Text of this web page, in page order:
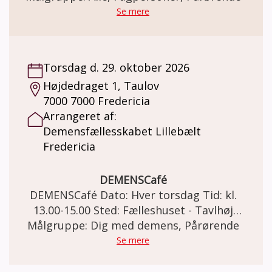
demensfaellesskabet.lillebaelt@fredericia.dk
værgemål? Og hvordan sikrer man sig
understreger betydningen af at være på
forkant. v. Advokat Benny Collenburg
Se mere
Torsdag d. 29. oktober 2026
Højdedraget 1, Taulov
7000 7000 Fredericia
Arrangeret af:
Demensfællesskabet Lillebælt
Fredericia
DEMENSCafé
DEMENSCafé Dato: Hver torsdag Tid: kl.
13.00-15.00 Sted: Fælleshuset - Tavlhøj
Højdedraget 1, Taulov, 7000 Fredericia
Målgruppe: Dig med demens, Pårørende
Se mere